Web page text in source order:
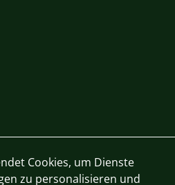
Cookies, um Dienste
zu personalisieren und